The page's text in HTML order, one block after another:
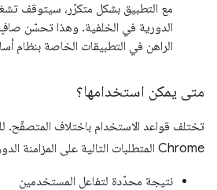
مع التطبيق بشكل متكرّر، سيتوقف
الدورية في الخلفية. وهذا تحسّن صافٍ
الراهن في التطبيقات الخاصة بنظام
متى يمكن استخدامها؟
تختلف قواعد الاستخدام باختلاف
Chrome المتطلبات التالية على المزامنة الدورية في الخلفية:
نتيجة محدّدة لتفاعل المستخدمين